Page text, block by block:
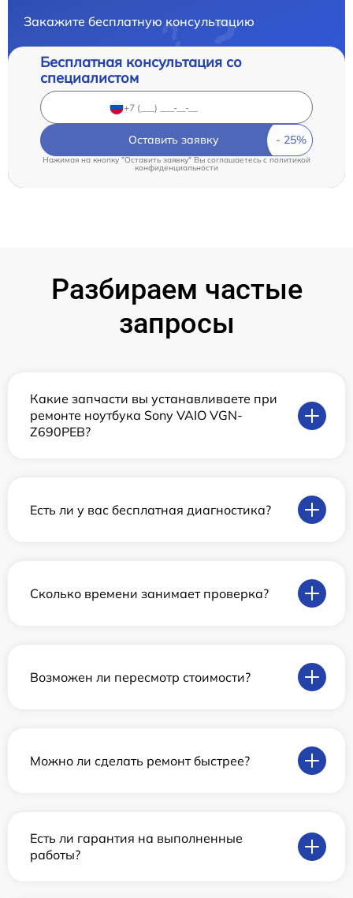
Закажите бесплатную консультацию
Бесплатная консультация со
специалистом
Оставить заявку
Нажимая на кнопку "Оставить заявку" Вы соглашаетесь c политикой
конфиденциальности
Разбираем частые
запросы
Какие запчасти вы устанавливаете при
ремонте ноутбука Sony VAIO VGN-
Z690PEB?
Есть ли у вас бесплатная диагностика?
Сколько времени занимает проверка?
Возможен ли пересмотр стоимости?
Можно ли сделать ремонт быстрее?
Есть ли гарантия на выполненные
работы?